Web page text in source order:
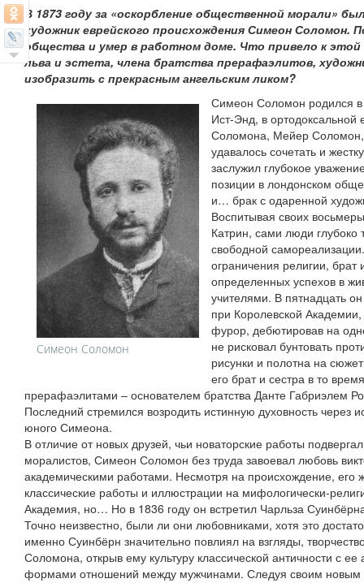
В 1873 году за «оскорбление общественной морали»
художник еврейского происхождения Симеон
общества и умер в работном доме. Что привело к этой
льва и эстета, члена братства прерафаэлитов,
изобразить с прекрасным ангельским ликом?
Симеон Соломон
Симеон Соломон родился в
Ист-Энд, в
Соломона, Мейер
удавалось сочетать и
заслужил глубокое
позиции в лондонском
и… брак с одаренной
Воспитывая своих
Катрин, сами люди глубоко
свободной
ограничения религии,
определенных успехов в
учителями. В пятнадцать
при Королевской
фурор, дебютировав на
не рисковал бунтовать
рисунки и полотна на
его брат и сестра в то
прерафаэлитами – основателем братства Данте Габриэлем
Последний стремился возродить истинную духовность через
юного Симеона.
В отличие от новых друзей, чьи новаторские работы
моралистов, Симеон Соломон без труда завоевал любовь
академическими работами. Несмотря на происхождение, его
классические работы и иллюстрации на мифологически-
Академия, но… Но в 1836 году он встретил Чарльза
Точно неизвестно, были ли они любовниками, хотя это
именно Суинбёрн значительно повлиял на взгляды,
Соломона, открыв ему культуру классической античности с
формами отношений между мужчинами. Следуя своим